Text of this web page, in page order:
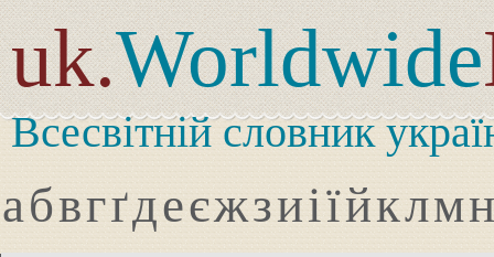
uk.Worldwide
Всесвітній словник
абвгґдеєжзиіїйклмн